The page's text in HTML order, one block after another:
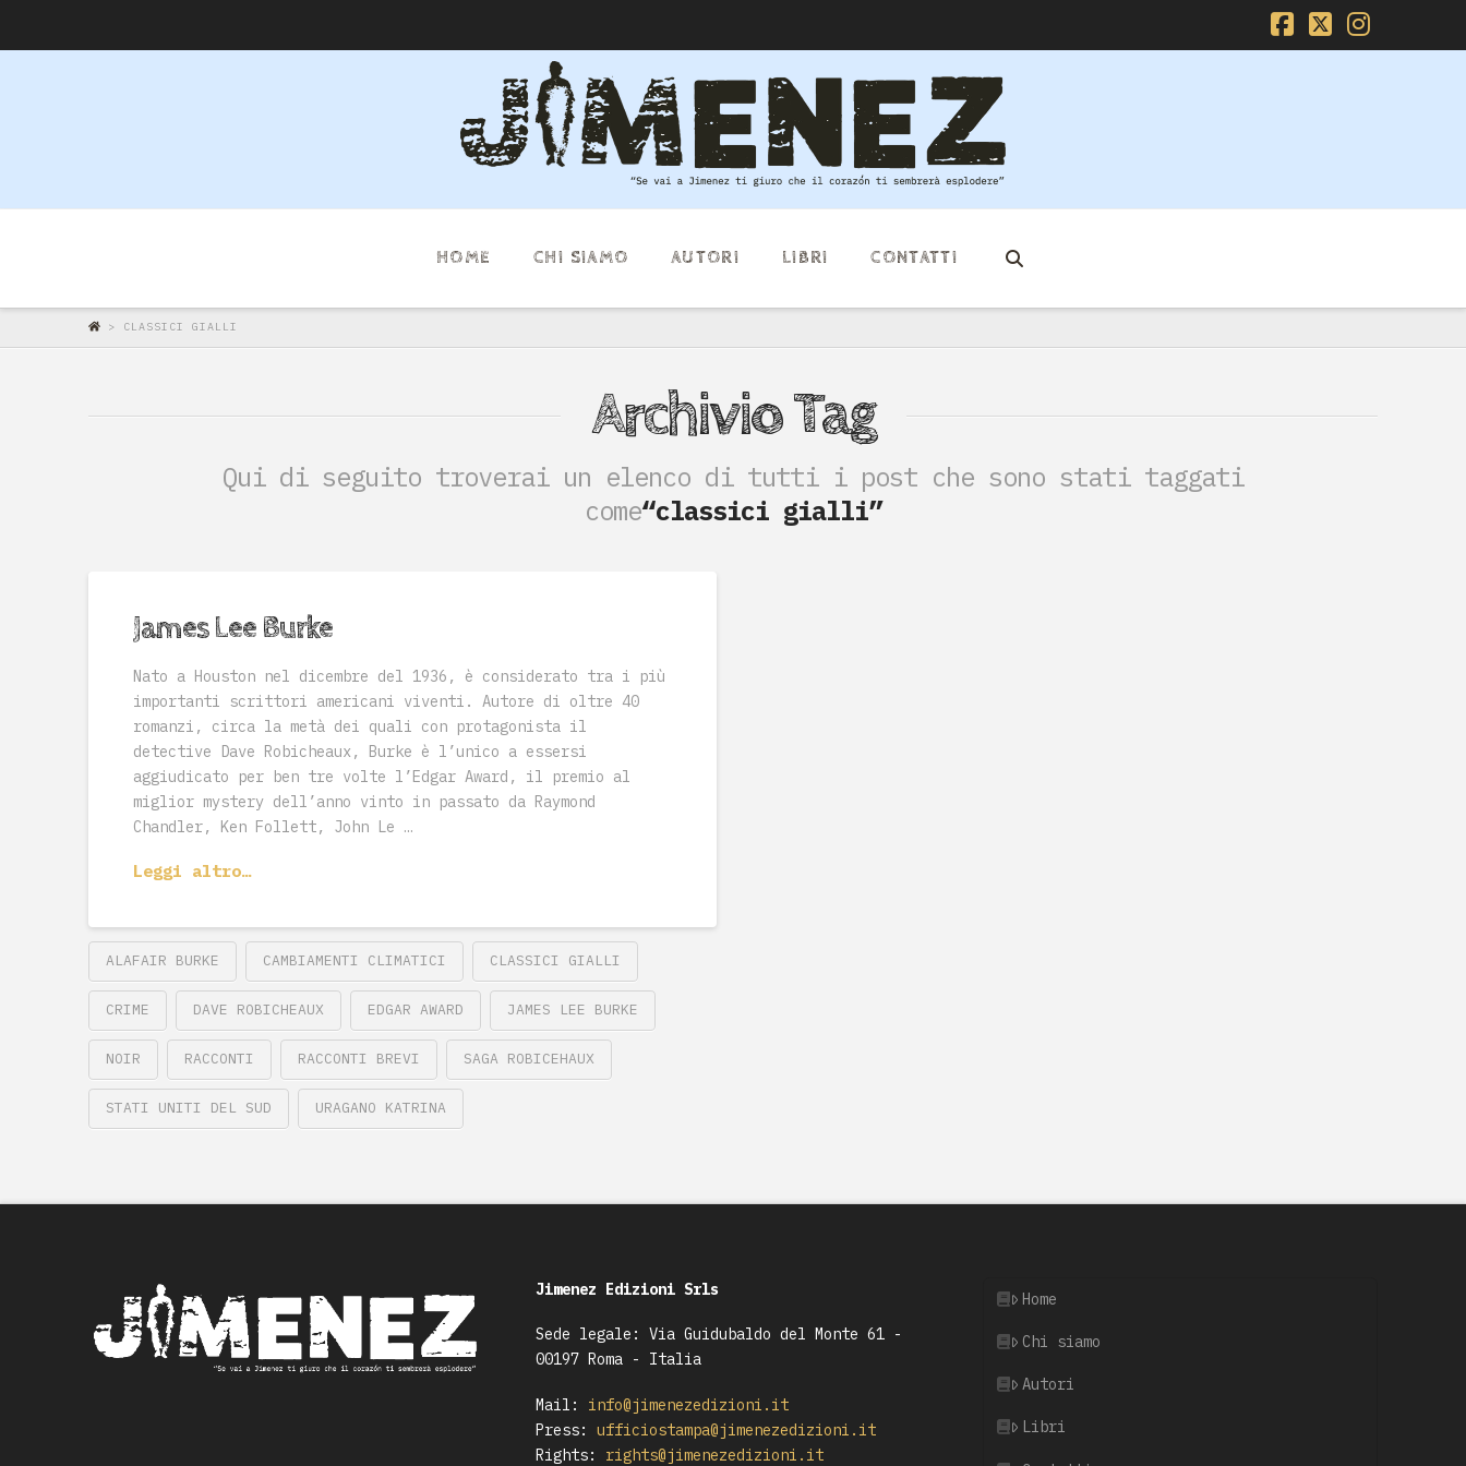
Facebook
X
HOME CHI SIAMO AUTORI LIBRI CONTATTI
> CLASSICI GIALLI
Archivio Tag
Qui di seguito troverai un elenco di tutti i post che sono stati taggati
come“classici gialli”
James Lee Burke
Nato a Houston nel dicembre del 1936, è considerato tra i più
importanti scrittori americani viventi. Autore di oltre 40
romanzi, circa la metà dei quali con protagonista il
detective Dave Robicheaux, Burke è l’unico a essersi
aggiudicato per ben tre volte l’Edgar Award, il premio al
miglior mystery dell’anno vinto in passato da Raymond
Chandler, Ken Follett, John Le …
Leggi altro…
ALAFAIR BURKE CAMBIAMENTI CLIMATICI CLASSICI GIALLI
CRIME DAVE ROBICHEAUX EDGAR AWARD JAMES LEE BURKE
NOIR RACCONTI RACCONTI BREVI SAGA ROBICEHAUX
STATI UNITI DEL SUD URAGANO KATRINA
Jimenez Edizioni Srls
Sede legale: Via Guidubaldo del Monte 61 -
00197 Roma - Italia
Mail:
info@jimenezedizioni.it
Press:
ufficiostampa@jimenezedizioni.it
Rights:
rights@jimenezedizioni.it
Home
Chi siamo
Autori
Libri